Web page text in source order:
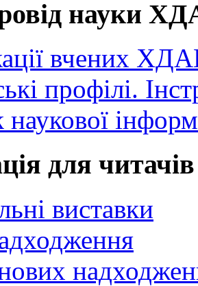
науки
вчених
профілі.
для читачів
виставки